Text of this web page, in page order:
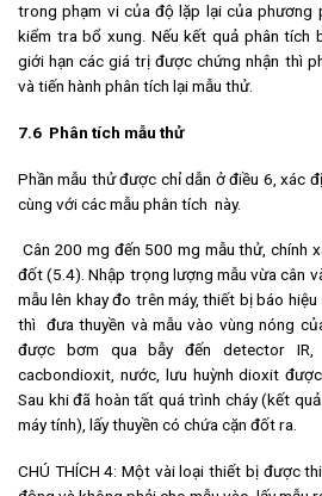
trong phạm vi của độ lặp lại của phương
kiểm tra bổ xung. Nếu kết quả phân tích
giới hạn các giá trị được chứng nhận thì
và tiến hành phân tích lại mẫu thử.
7.6 Phân tích mẫu thử
Phần mẫu thử được chỉ dẫn ở điều 6, xác
cùng với các mẫu phân tích này.
Cân 200 mg đến 500 mg mẫu thử, chính
đốt (5.4). Nhập trọng lượng mẫu vừa cân
mẫu lên khay đo trên máy, thiết bị báo
thì đưa thuyền và mẫu vào vùng nóng
được bơm qua bẫy đến detector
cacbondioxit, nước, lưu huỳnh dioxit
Sau khi đã hoàn tất quá trình cháy (kết
máy tính), lấy thuyền có chứa cặn đốt ra.
CHÚ THÍCH 4: Một vài loại thiết bị được